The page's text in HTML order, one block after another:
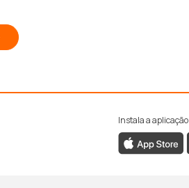
Instala a aplicação